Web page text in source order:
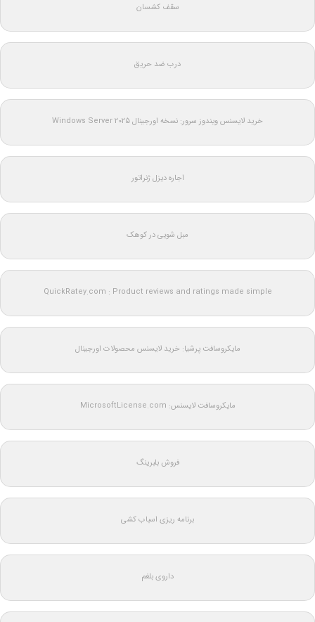
سقف کشسان
درب ضد حریق
خرید لایسنس ویندوز سرور: نسخه اورجینال Windows Server 2025
اجاره دیزل ژنراتور
مبل شویی در کوهک
QuickRatey.com : Product reviews and ratings made simple
مایکروسافت پرشیا: خرید لایسنس محصولات اورجینال
مایکروسافت لایسنس: MicrosoftLicense.com
فروش بلبرینگ
برنامه ریزی اسباب کشی
داروی بلغم